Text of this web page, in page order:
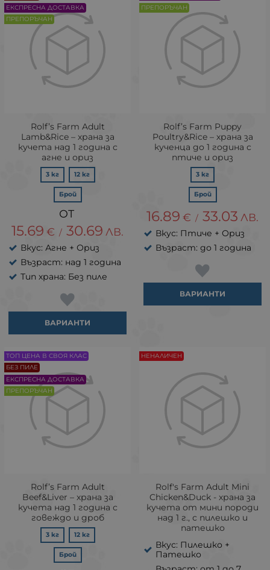
Rolf’s Farm Adult
Lamb&Rice – храна за
кучета над 1 година с
агне и ориз
3 кг 12 кг
Брой
15.69 € / 30.69 ЛВ.
Вкус: Агне + Ориз
Възраст: над 1 година
Тип храна: Без пиле
ВАРИАНТИ
ЕКСПРЕСНА ДОСТАВКА
ПРЕПОРЪЧАН
Rolf’s Farm Puppy
Poultry&Rice – храна за
кученца до 1 година с
птиче и ориз
3 кг
Брой
16.89 € / 33.03 ЛВ.
Вкус: Птиче + Ориз
Възраст: до 1 година
ВАРИАНТИ
ПРЕПОРЪЧАН
Rolf’s Farm Adult
Beef&Liver – храна за
кучета над 1 година с
говеждо и дроб
3 кг 12 кг
Брой
ТОП ЦЕНА В СВОЯ КЛАС
БЕЗ ПИЛЕ
ЕКСПРЕСНА ДОСТАВКА
ПРЕПОРЪЧАН
Rolf's Farm Adult Mini
Chicken&Duck - храна за
кучета от мини породи
над 1 г., с пилешко и
патешко
Вкус: Пилешко +
Патешко
НЕНАЛИЧЕН